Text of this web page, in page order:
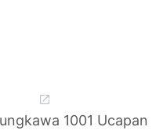
1001 Ucapan